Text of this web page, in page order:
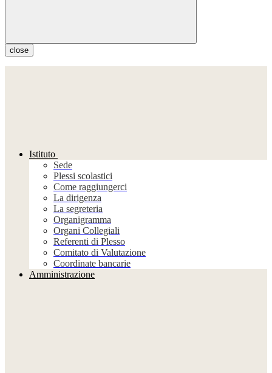
close
Istituto
Sede
Plessi scolastici
Come raggiungerci
La dirigenza
La segreteria
Organigramma
Organi Collegiali
Referenti di Plesso
Comitato di Valutazione
Coordinate bancarie
Amministrazione